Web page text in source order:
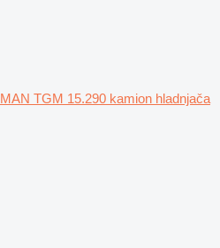
MAN TGM 15.290 kamion hladnjača